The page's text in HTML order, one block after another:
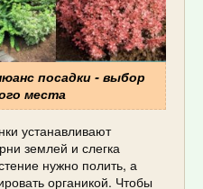
посадки - выбор
места
устанавливают
землей и слегка
нужно полить, а
органикой. Чтобы